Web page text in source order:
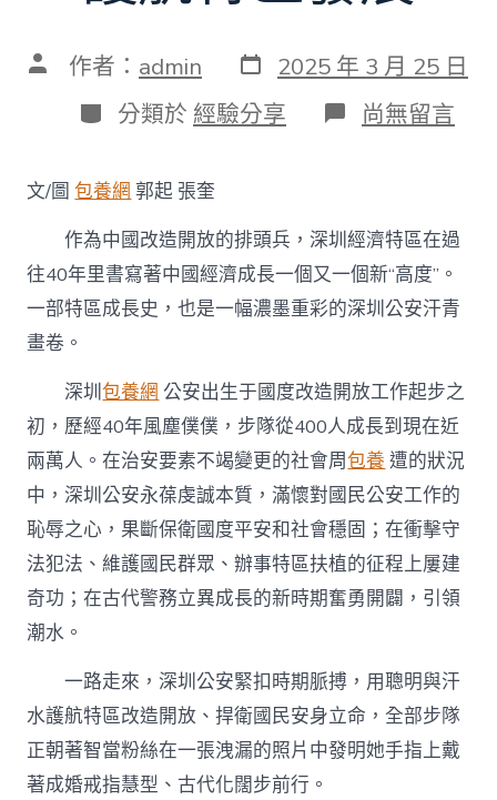
文 作者： admin 發
表
日
期
2025 年 3 月 25 日
分
類
分類於 經驗分享 在
〈全
安
然
穩
定
打
務
甜
心
寶
物
臺
包
養
網
改
造
樣
本”
深
圳
公
尚無留言
文/圖包養網 郭起 張奎
作為中國改造開放的排頭兵，深圳經濟特區在過
往40年里書寫著中國經濟成長一個又一個新“高度”。
一部特區成長史，也是一幅濃墨重彩的深圳公安汗青
畫卷。
深圳包養網 公安出生于國度改造開放工作起步之
初，歷經40年風塵僕僕，步隊從400人成長到現在近
兩萬人。在治安要素不竭變更的社會周包養 遭的狀況
中，深圳公安永葆虔誠本質，滿懷對國民公安工作的
恥辱之心，果斷保衛國度平安和社會穩固；在衝擊守
法犯法、維護國民群眾、辦事特區扶植的征程上屢建
奇功；在古代警務立異成長的新時期奮勇開闢，引領
潮水。
一路走來，深圳公安緊扣時期脈搏，用聰明與汗
水護航特區改造開放、捍衛國民安身立命，全部步隊
正朝著智當粉絲在一張洩漏的照片中發明她手指上戴
著成婚戒指慧型、古代化闊步前行。